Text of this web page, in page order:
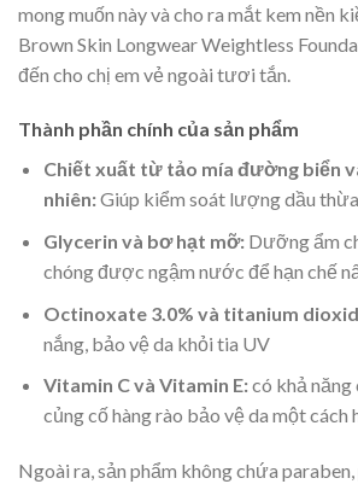
mong muốn này và cho ra mắt kem nền
Brown Skin Longwear Weightless
đến cho chị em vẻ ngoài tươi tắn.
Thành phần chính của sản phẩm
Chiết xuất từ tảo mía đường biển
nhiên:Giúp kiểm soát lượng dầu
Glycerin và bơ hạt mỡ:Dưỡng ẩm
chóng được ngậm nước để hạn chế
Octinoxate 3.0% và titanium
nắng, bảo vệ da khỏi tia UV
Vitamin C và Vitamin E:có khả năng
củng cố hàng rào bảo vệ da một cách
Ngoài ra, sản phẩm không chứa